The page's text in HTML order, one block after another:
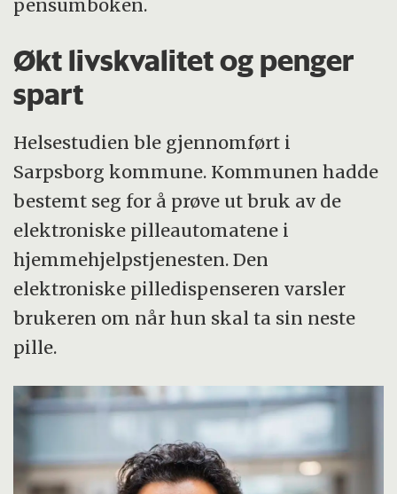
pensumboken.
Økt livskvalitet og penger
spart
Helsestudien ble gjennomført i
Sarpsborg kommune. Kommunen hadde
bestemt seg for å prøve ut bruk av de
elektroniske pilleautomatene i
hjemmehjelpstjenesten. Den
elektroniske pilledispenseren varsler
brukeren om når hun skal ta sin neste
pille.